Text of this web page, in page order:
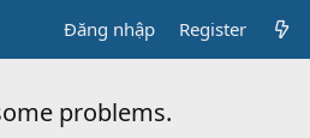
Đăng nhập Register
problems.